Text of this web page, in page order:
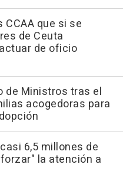
CCAA que si se
de Ceuta
de oficio
de Ministros tras el
acogedoras para
6,5 millones de
la atención a